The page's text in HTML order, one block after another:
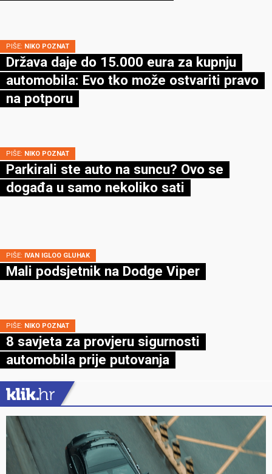
PIŠE: NIKO POZNAT
Država daje do 15.000 eura za kupnju
automobila: Evo tko može ostvariti pravo
na potporu
PIŠE: NIKO POZNAT
Parkirali ste auto na suncu? Ovo se
događa u samo nekoliko sati
PIŠE: IVAN IGLOO GLUHAK
Mali podsjetnik na Dodge Viper
PIŠE: NIKO POZNAT
8 savjeta za provjeru sigurnosti
automobila prije putovanja